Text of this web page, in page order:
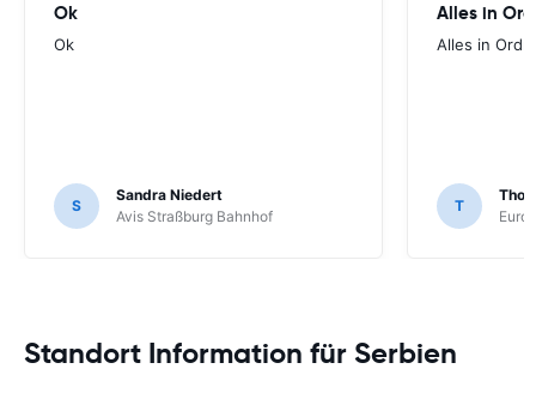
Ok
Ok
S
Sandra Niedert
Avis Straßburg Bahnhof
Alles in
Alles in
T
Standort Information für Serbien